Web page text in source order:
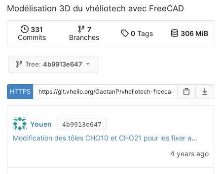
Modélisation 3D du vhéliotech avec FreeCAD
331
Commits
7
Branches
0Tags 306 MiB
Tree:4b9913e647
HTTPS
Youen 4b9913e647
Modification des tôles CHO10 et CHO21 pour les fixer avec des boulons traversants
4 years ago